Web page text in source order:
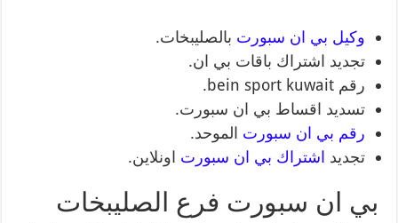
وكيل بي ان سبورت بالصليبخات.
تجديد اشتراك باقات بي ان.
رقم bein sport kuwait.
تسديد اقساط بي ان سبورت.
رقم بي ان سبورت الموحد.
تجديد اشتراك بي ان سبورت اونلاين.
بي ان سبورت فرع الصليبخات